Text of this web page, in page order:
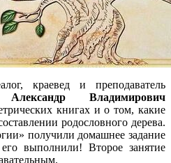
краевед и преподаватель
Александр Владимирович
книгах и о том, какие
родословного дерева.
получили домашнее задание
выполнили! Второе занятие